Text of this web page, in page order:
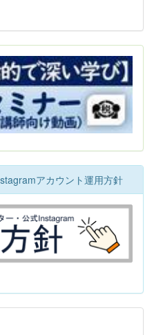
アカウント運用方針